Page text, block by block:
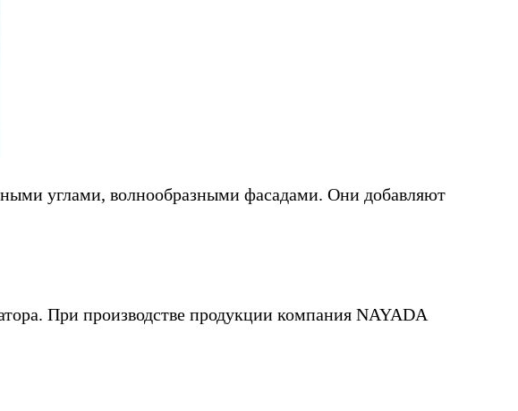
углами, волнообразными фасадами. Они добавляют
При производстве продукции компания NAYADA